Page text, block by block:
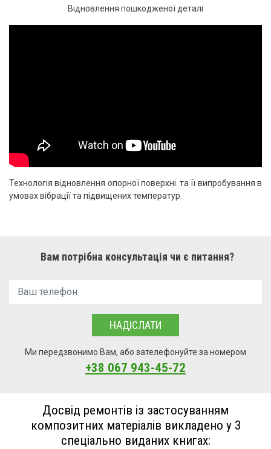
Відновлення пошкодженої деталі
Технологія відновлення опорної поверхні. та її випробування в
умовах вібрації та підвищених температур.
Вам потрібна консультація чи є питання?
НАДІСЛАТИ
Ми передзвонимо Вам, або зателефонуйте за номером
+38 067 943-45-72
Досвід ремонтів із застосуванням
композитних матеріалів викладено у 3
спеціально виданих книгах: